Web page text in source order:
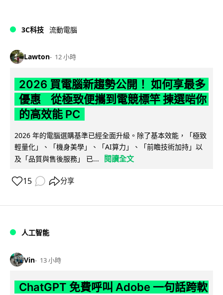
3C科技 流動電腦
Lawton 12 小時
2026 買電腦新趨勢公開！ 如何享最多
優惠 從極致便攜到電競標竿 揀選啱你
的高效能 PC
2026 年的電腦選購基準已經全面升級。除了基本效能，「極致
輕量化」、「機身美學」、「AI算力」、「前瞻技術加持」以
及「品質與售後服務」 已...
閱讀全文
15 分享
人工智能
Vin 13 小時
ChatGPT 免費呼叫 Adobe 一句話跨軟